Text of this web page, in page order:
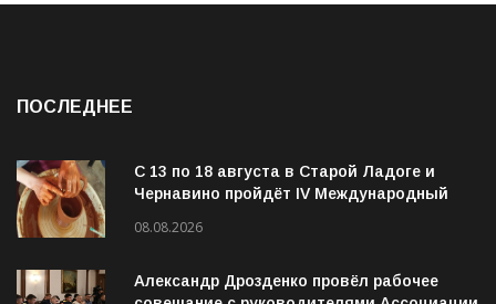
ПОСЛЕДНЕЕ
С 13 по 18 августа в Старой Ладоге и
Чернавино пройдёт IV Международный
08.08.2026
Александр Дрозденко провёл рабочее